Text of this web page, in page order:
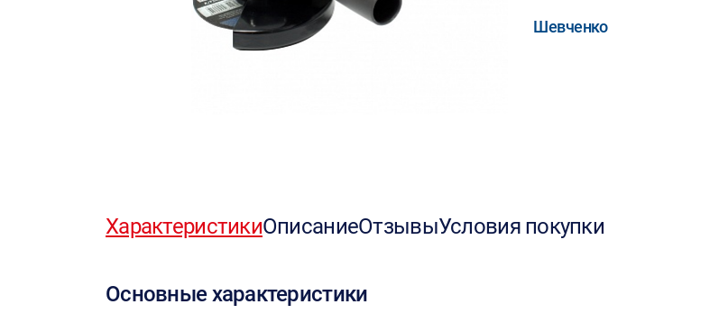
Шевченко
ХарактеристикиОписаниеОтзывыУсловия покупки
Основные характеристики